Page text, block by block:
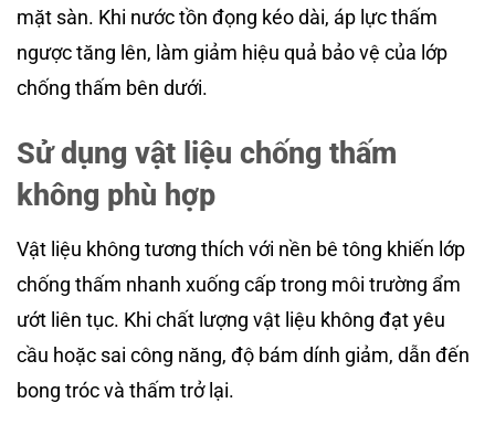
mặt sàn. Khi nước tồn đọng kéo dài, áp lực thấm
ngược tăng lên, làm giảm hiệu quả bảo vệ của lớp
chống thấm bên dưới.
Sử dụng vật liệu chống thấm
không phù hợp
Vật liệu không tương thích với nền bê tông khiến lớp
chống thấm nhanh xuống cấp trong môi trường ẩm
ướt liên tục. Khi chất lượng vật liệu không đạt yêu
cầu hoặc sai công năng, độ bám dính giảm, dẫn đến
bong tróc và thấm trở lại.